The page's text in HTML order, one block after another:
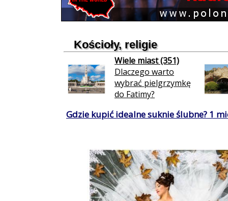
Kościoły, religie
Wiele miast (351)
Dlaczego warto
wybrać pielgrzymkę
do Fatimy?
Gdzie kupić idealne suknie ślubne? 1